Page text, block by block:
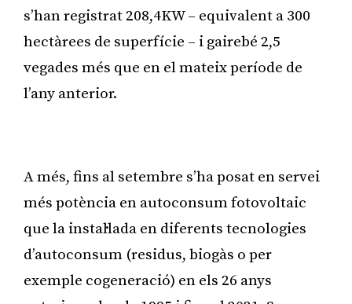
s’han registrat 208,4KW – equivalent a 300
hectàrees de superfície – i gairebé 2,5
vegades més que en el mateix període de
l’any anterior.
A més, fins al setembre s’ha posat en servei
més potència en autoconsum fotovoltaic
que la instal·lada en diferents tecnologies
d’autoconsum (residus, biogàs o per
exemple cogeneració) en els 26 anys